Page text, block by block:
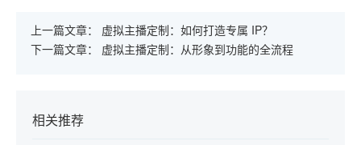
上一篇文章： 虚拟主播定制：如何打造专属 IP？
下一篇文章： 虚拟主播定制：从形象到功能的全流程
相关推荐